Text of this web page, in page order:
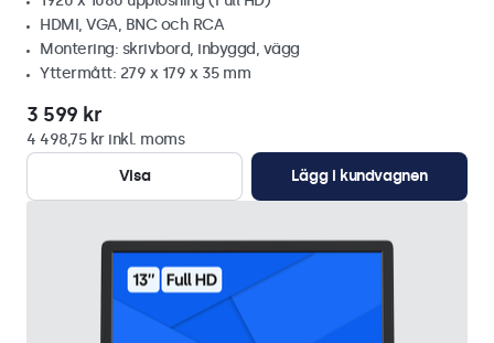
HDMI, VGA, BNC och RCA
Montering: skrivbord, inbyggd, vägg
Yttermått: 279 x 179 x 35 mm
3 599 kr
4 498,75 kr inkl. moms
Visa
Lägg i kundvagnen